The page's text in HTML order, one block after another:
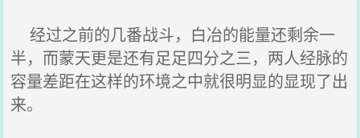
经过之前的几番战斗，白冶的能量还剩余一
半，而蒙天更是还有足足四分之三，两人经脉的
容量差距在这样的环境之中就很明显的显现了出
来。